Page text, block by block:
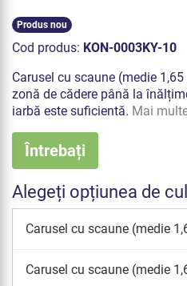
Produs nou
Cod produs: KON-0003KY-10
Carusel cu scaune (medie
zonă de cădere până la
iarbă este suficientă. Mai
Întrebați
Alegeți opțiunea de
Carusel cu scaune (medie
Carusel cu scaune (medie